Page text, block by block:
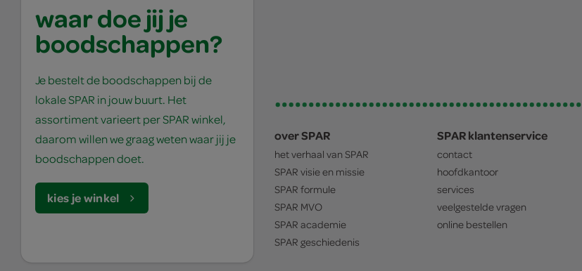
waar doe jij je
boodschappen?
Je bestelt de boodschappen bij de
lokale SPAR in jouw buurt. Het
assortiment varieert per SPAR winkel,
daarom willen we graag weten waar jij je
boodschappen doet.
kies je winkel
over SPAR
het verhaal van SPAR
SPAR visie en missie
SPAR formule
SPAR MVO
SPAR academie
SPAR geschiedenis
SPAR klantenservice
contact
hoofdkantoor
services
veelgestelde vragen
online bestellen